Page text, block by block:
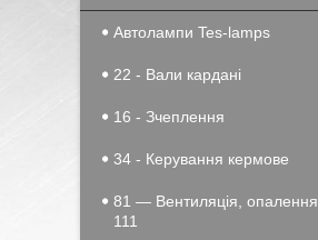
Автолампи Tes-lamps
22 - Вали кардані
16 - Зчеплення
34 - Керування кермове
81 — Вентиляція, опалення
111